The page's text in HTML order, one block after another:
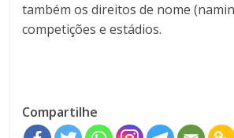
também os direitos de nome
competições e estádios.
Compartilhe